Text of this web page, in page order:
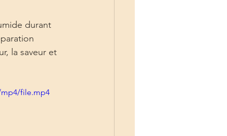
durant
la saveur et
mp4/file.mp4